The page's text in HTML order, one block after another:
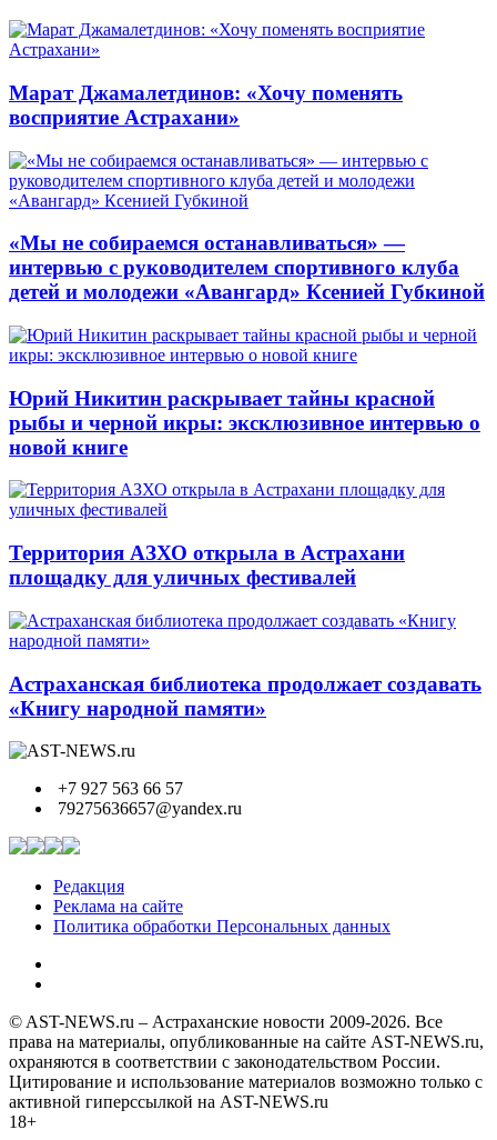
Марат Джамалетдинов: «Хочу поменять
восприятие Астрахани»
«Мы не собираемся останавливаться» —
интервью с руководителем спортивного клуба
детей и молодежи «Авангард» Ксенией Губкиной
Юрий Никитин раскрывает тайны красной
рыбы и черной икры: эксклюзивное интервью о
новой книге
Территория АЗХО открыла в Астрахани
площадку для уличных фестивалей
Астраханская библиотека продолжает создавать
«Книгу народной памяти»
+7 927 563 66 57
79275636657@yandex.ru
Редакция
Реклама на сайте
Политика обработки Персональных данных
© AST-NEWS.ru – Астраханские новости 2009-2026. Все
права на материалы, опубликованные на сайте AST-NEWS.ru,
охраняются в соответствии с законодательством России.
Цитирование и использование материалов возможно только с
активной гиперссылкой на AST-NEWS.ru
18+